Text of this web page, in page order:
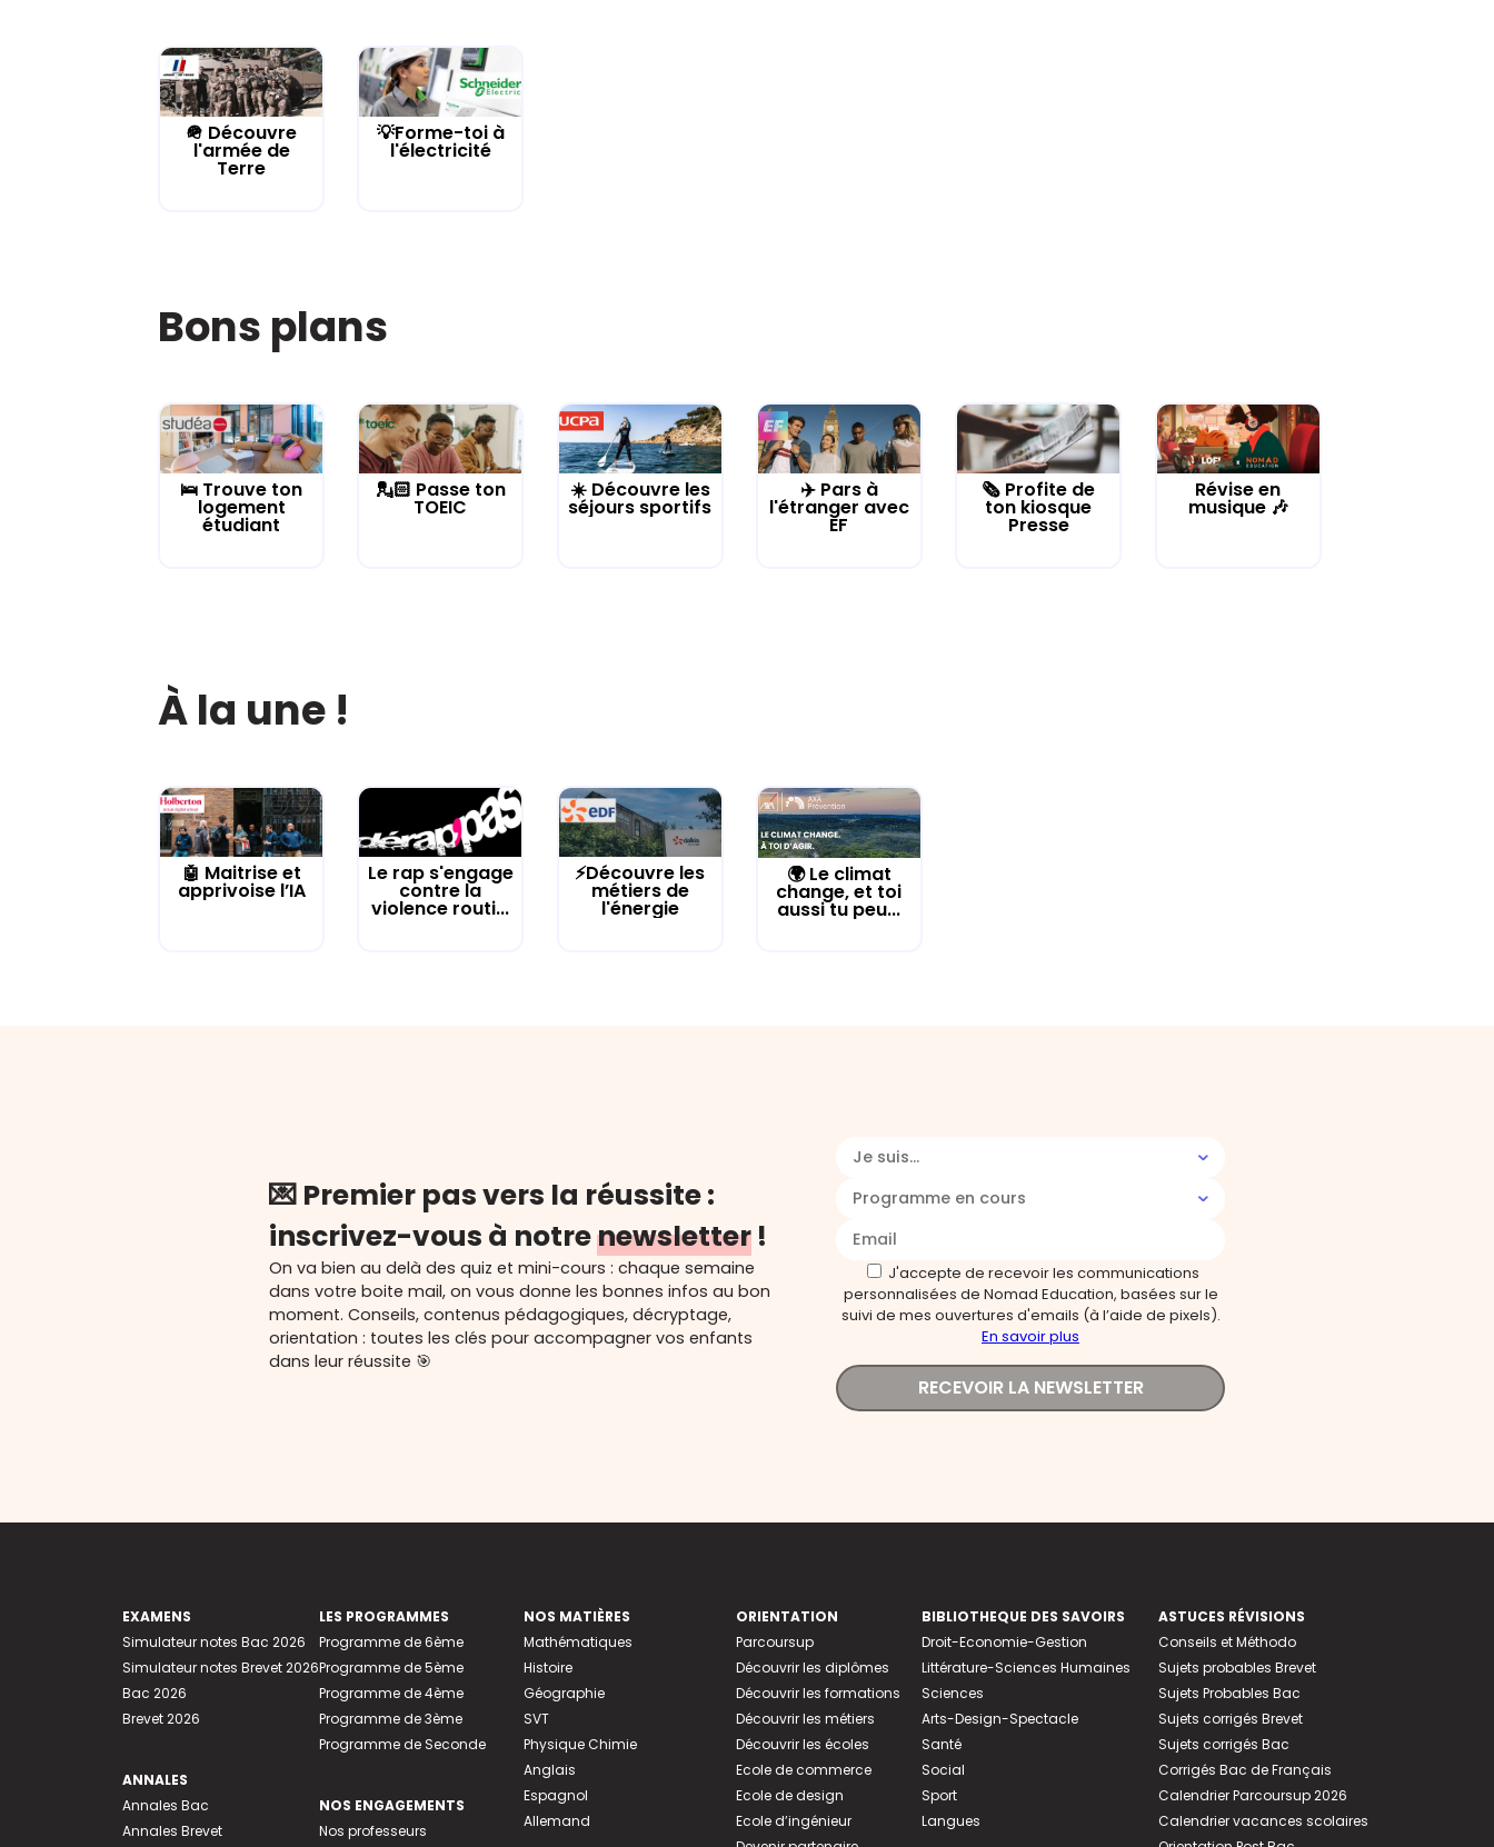
🪖 Découvre
l'armée de
Terre
💡Forme-toi à
l'électricité
Bons plans
🛌 Trouve ton
logement
étudiant
💂🏻 Passe ton
TOEIC
☀️ Découvre les
séjours sportifs
✈️ Pars à
l'étranger avec
EF
🗞️ Profite de
ton kiosque
Presse
Révise en
musique 🎶
À la une !
🤖 Maitrise et
apprivoise l’IA
Le rap s'engage
contre la
violence routi...
⚡Découvre les
métiers de
l'énergie
🌍 Le climat
change, et toi
aussi tu peu...
💌 Premier pas vers la réussite :
inscrivez-vous à notrenewsletter !
On va bien au delà des quiz et mini-cours : chaque semaine
dans votre boite mail, on vous donne les bonnes infos au bon
moment. Conseils, contenus pédagogiques, décryptage,
orientation : toutes les clés pour accompagner vos enfants
dans leur réussite 🎯
Je suis...
Programme en cours
J'accepte de recevoir les communications
personnalisées de Nomad Education, basées sur le
suivi de mes ouvertures d'emails (à l’aide de pixels).
En savoir plus
RECEVOIR LA NEWSLETTER
EXAMENS
Simulateur notes Bac 2026
Simulateur notes Brevet 2026
Bac 2026
Brevet 2026
ANNALES
Annales Bac
Annales Brevet
LES PROGRAMMES
Programme de 6ème
Programme de 5ème
Programme de 4ème
Programme de 3ème
Programme de Seconde
NOS ENGAGEMENTS
Nos professeurs
NOS MATIÈRES
Mathématiques
Histoire
Géographie
SVT
Physique Chimie
Anglais
Espagnol
Allemand
ORIENTATION
Parcoursup
Découvrir les diplômes
Découvrir les formations
Découvrir les métiers
Découvrir les écoles
Ecole de commerce
Ecole de design
Ecole d’ingénieur
BIBLIOTHEQUE DES SAVOIRS
Droit-Economie-Gestion
Littérature-Sciences Humaines
Sciences
Arts-Design-Spectacle
Santé
Social
Sport
Langues
ASTUCES RÉVISIONS
Conseils et Méthodo
Sujets probables Brevet
Sujets Probables Bac
Sujets corrigés Brevet
Sujets corrigés Bac
Corrigés Bac de Français
Calendrier Parcoursup 2026
Calendrier vacances scolaires